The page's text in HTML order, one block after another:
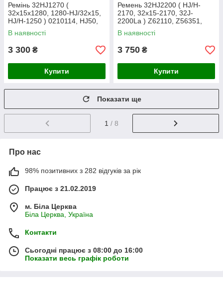
Ремінь 32HJ1270 (
32x15x1280, 1280-HJ/32x15,
HJ/H-1250 ) 0210114, HJ50,
Z46365, AP1001404
В наявності
3 300 ₴
Купити
Ремень 32HJ2200 ( HJ/H-
2170, 32x15-2170, 32J-
2200La ) Z62110, Z56351,
0210183, 842404M1,
01145224, AP1001423
В наявності
3 750 ₴
Купити
Показати ще
1 / 8
Про нас
98% позитивних з 282 відгуків за рік
Працює з 21.02.2019
м. Біла Церква
Біла Церква, Україна
Контакти
Сьогодні працює з 08:00 до 16:00
Показати весь графік роботи